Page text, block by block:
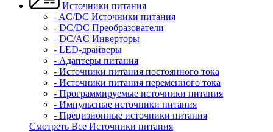
Источники питания
- AC/DC Источники питания
- DC/DC Преобразователи
- DC/AC Инверторы
- LED-драйверы
- Адаптеры питания
- Источники питания постоянного тока
- Источники питания переменного тока
- Программируемые источники питания
- Импульсные источники питания
- Прецизионные источники питания
Смотреть Все Источники питания